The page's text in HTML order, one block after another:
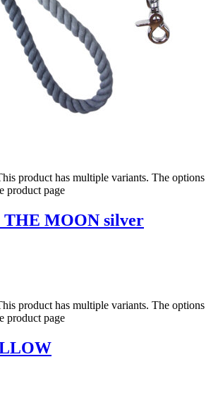
product has multiple variants. The options
product page
MOON silver
product has multiple variants. The options
product page